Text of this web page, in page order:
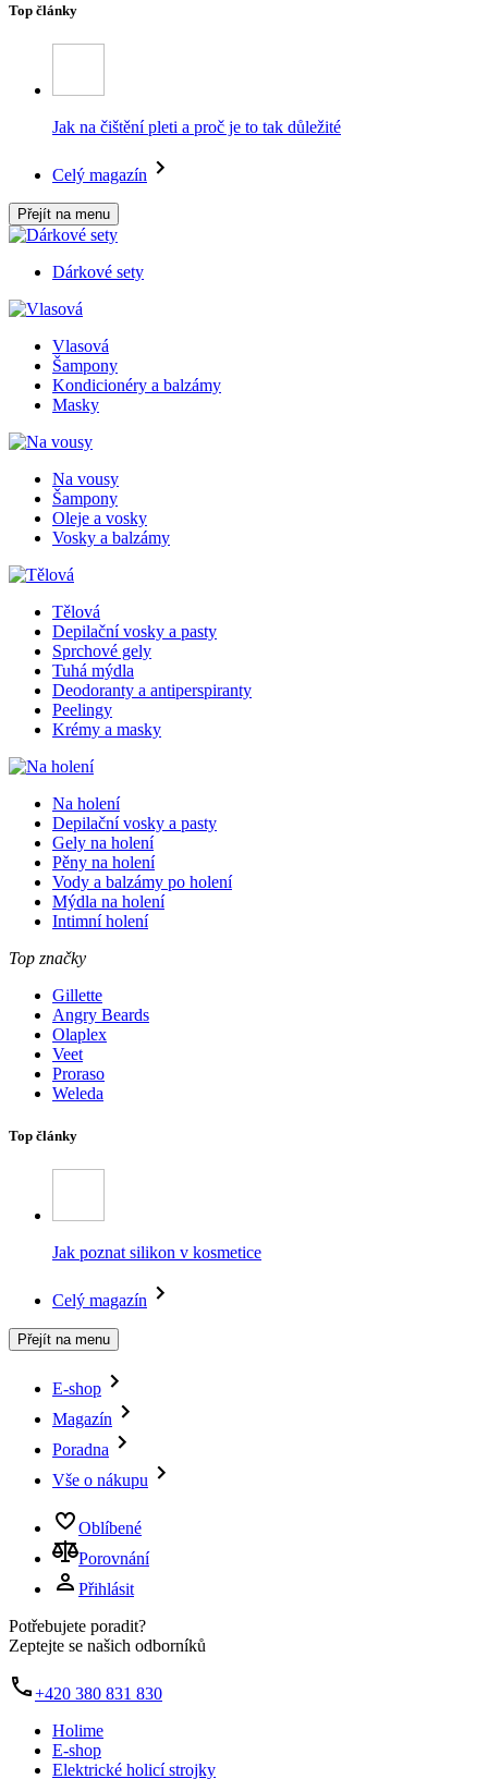
Top články
Jak na čištění pleti a proč je to tak důležité
Celý magazín
Přejít na menu
Dárkové sety
Vlasová
Šampony
Kondicionéry a balzámy
Masky
Na vousy
Šampony
Oleje a vosky
Vosky a balzámy
Tělová
Depilační vosky a pasty
Sprchové gely
Tuhá mýdla
Deodoranty a antiperspiranty
Peelingy
Krémy a masky
Na holení
Depilační vosky a pasty
Gely na holení
Pěny na holení
Vody a balzámy po holení
Mýdla na holení
Intimní holení
Top značky
Gillette
Angry Beards
Olaplex
Veet
Proraso
Weleda
Top články
Jak poznat silikon v kosmetice
Celý magazín
Přejít na menu
E-shop
Magazín
Poradna
Vše o nákupu
Oblíbené
Porovnání
Přihlásit
Potřebujete poradit?
Zeptejte se našich odborníků
+420 380 831 830
Holime
E-shop
Elektrické holicí strojky